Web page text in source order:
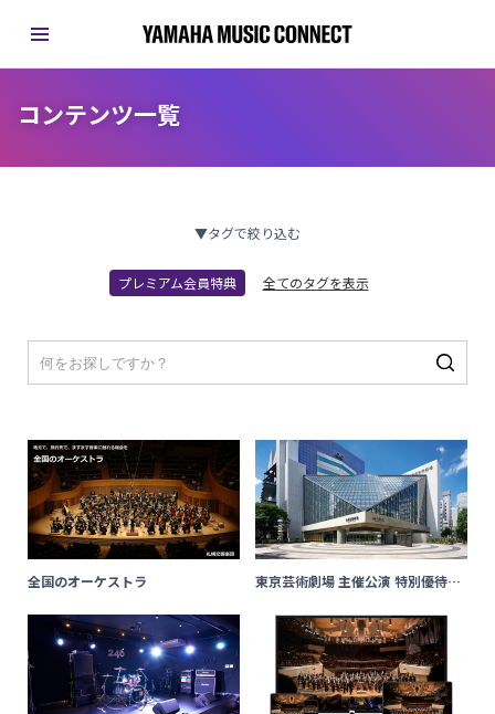
コンテンツ一覧
▼タグで絞り込む
プレミアム会員特典 全てのタグを表示
全国のオーケストラ
東京芸術劇場 主催公演 特別優待の